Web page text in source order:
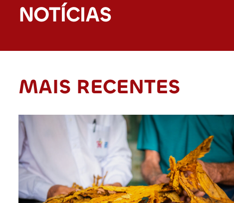
NOTÍCIAS
MAIS RECENTES